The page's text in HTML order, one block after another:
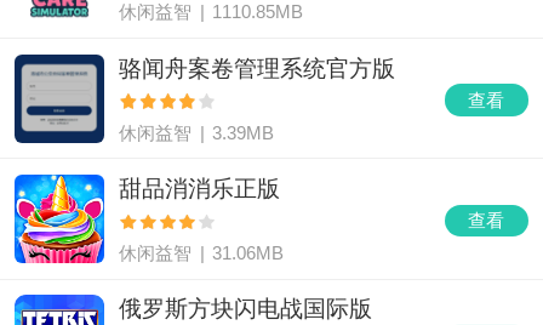
休闲益智 | 1110.85MB
查看
骆闻舟案卷管理系统官方版
休闲益智 | 3.39MB
查看
甜品消消乐正版
休闲益智 | 31.06MB
俄罗斯方块闪电战国际版